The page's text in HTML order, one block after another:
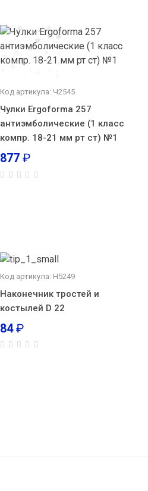
Код артикула: Ч2545
Чулки Ergoforma 257
антиэмболические (1 класс
компр. 18-21 мм рт ст) №1
877 ₽
Код артикула: Н5249
Наконечник тростей и
костылей D 22
84₽